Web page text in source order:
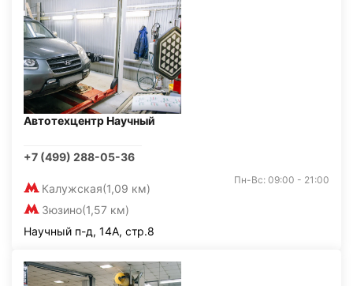
Автотехцентр Научный
+7 (499) 288-05-36
Калужская(1,09 км)
Зюзино(1,57 км)
Пн-Вс: 09:00 - 21:00
Научный п-д, 14А, стр.8